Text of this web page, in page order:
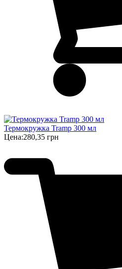
Термокружка Tramp 300 мл
Цена:280,35 грн